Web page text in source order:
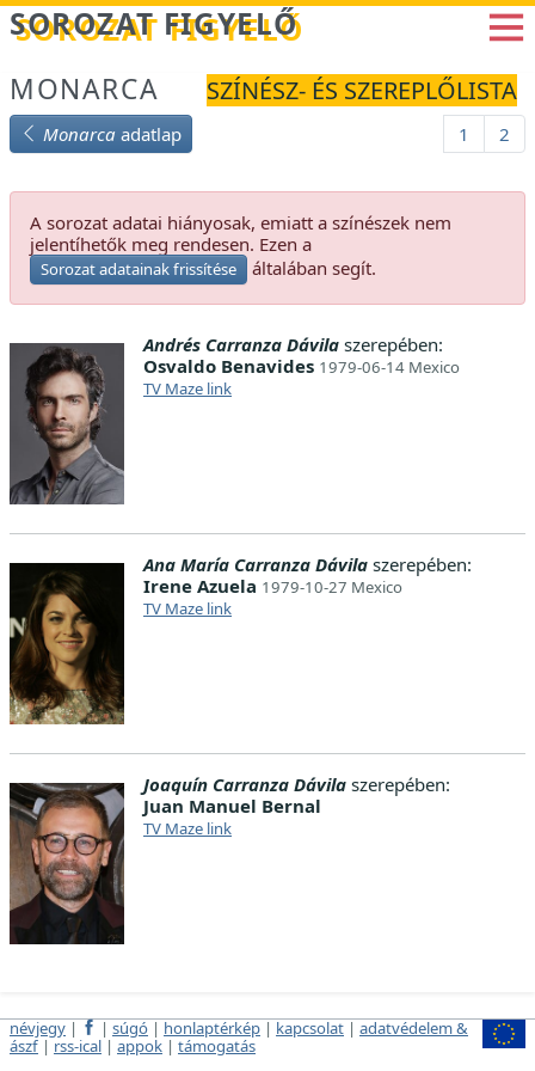
Betöltés...
SOROZAT FIGYELŐ
MONARCA SZÍNÉSZ- ÉS SZEREPLŐLISTA
Monarca adatlap 1 2
A sorozat adatai hiányosak, emiatt a színészek nem
jelentíhetők meg rendesen. Ezen a
Sorozat adatainak frissítése általában segít.
Andrés Carranza Dávila szerepében:
Osvaldo Benavides 1979-06-14 Mexico
TV Maze link
Ana María Carranza Dávila szerepében:
Irene Azuela 1979-10-27 Mexico
TV Maze link
Joaquín Carranza Dávila szerepében:
Juan Manuel Bernal
TV Maze link
névjegy | | súgó | honlaptérkép | kapcsolat | adatvédelem &
ászf | rss-ical | appok | támogatás